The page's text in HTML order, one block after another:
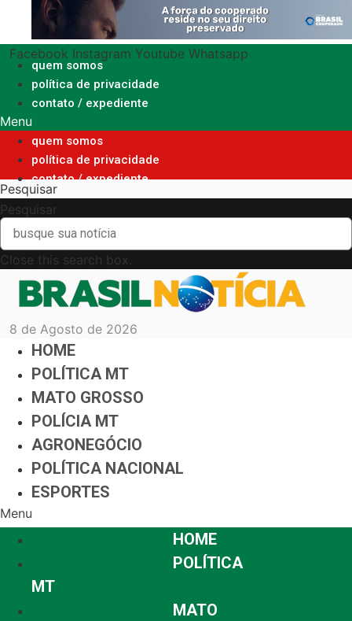
o
conteúdo
Facebook Instagram Youtube Whatsapp
quem somos
política de privacidade
contato / expediente
Menu
quem somos
política de privacidade
contato / expediente
Pesquisar
Pesquisar
Close this search box.
8 de Agosto de 2026
HOME
POLÍTICA MT
MATO GROSSO
POLÍCIA MT
AGRONEGÓCIO
POLÍTICA NACIONAL
ESPORTES
Menu
HOME
POLÍTICA
MT
MATO